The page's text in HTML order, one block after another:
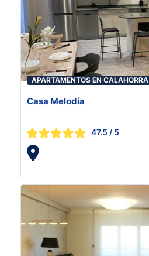
APARTAMENTOS EN CALAHORRA
Casa Melodía
47.5 / 5